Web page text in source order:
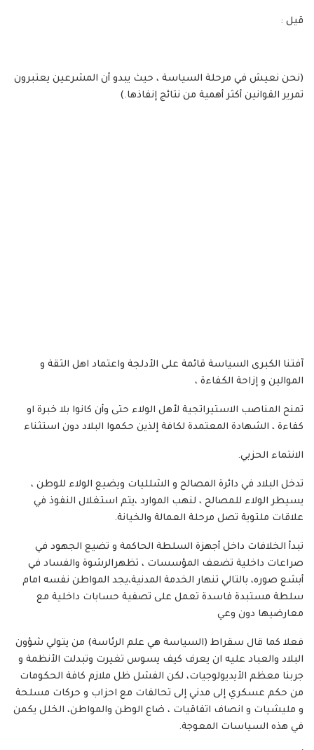
قيل :
(نحن نعيش في مرحلة السياسة ، حيث يبدو أن المشرعين يعتبرون
تمرير القوانين أكثر أهمية من نتائج إنفاذها.)
آفتنا الكبرى السياسة قائمة على الأدلجة واعتماد اهل الثقة و
الموالين و إزاحة الكفاءة ،
تمنح المناصب الاستيراتجية لأهل الولاء حتى وأن كانوا بلا خبرة او
كفاءة ، الشهادة المعتمدة لكافة إلذين حكموا البلاد دون استثناء
الانتماء الحزبي.
تدخل البلاد في دائرة المصالح و الشلليات ويضيع الولاء للوطن ،
يسيطر الولاء للمصالح ، لنهب الموارد ،يتم استغلال النفوذ في
علاقات ملتوية تصل مرحلة العمالة والخيانة.
تبدأ الخلافات داخل أجهزة السلطة الحاكمة و تضيع الجهود في
صراعات داخلية تضعف المؤسسات ، تظهرالرشوة والفساد في
أبشع صوره، بالتالي تنهار الخدمة المدنية،يجد المواطن نفسه امام
سلطة مستبدة فاسدة تعمل على تصفية حسابات داخلية مع
معارضيها دون وعي
فعلا كما قال سقراط (السياسة هي علم الرئاسة) من يتولي شؤون
البلاد والعباد عليه ان يعرف كيف يسوس تغيرت وتبدلت الأنظمة و
جربنا معظم الأيديولوجيات، لكن الفشل ظل ملازم كافة الحكومات
من حكم عسكري إلى مدني إلى تحالفات مع احزاب و حركات مسلحة
و مليشيات و انصاف اتفاقيات ، ضاع الوطن والمواطن، الخلل يكمن
في هذه السياسات المعوجة.